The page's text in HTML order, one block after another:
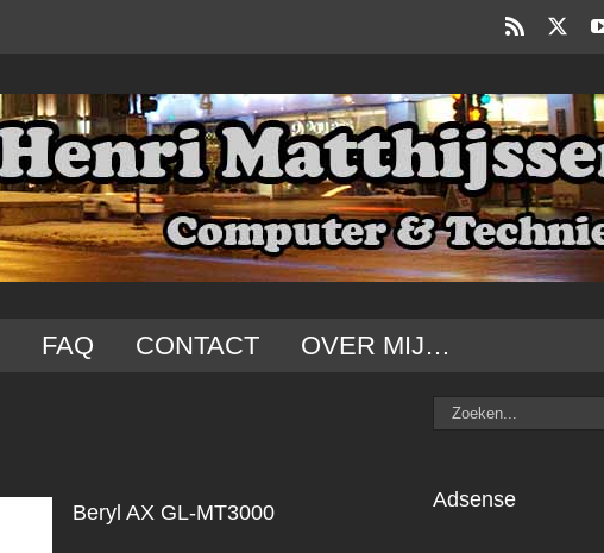
Rss
FAQ CONTACT OVER MIJ…
Beryl AX GL-MT3000
Zoeken
naar:
Adsense